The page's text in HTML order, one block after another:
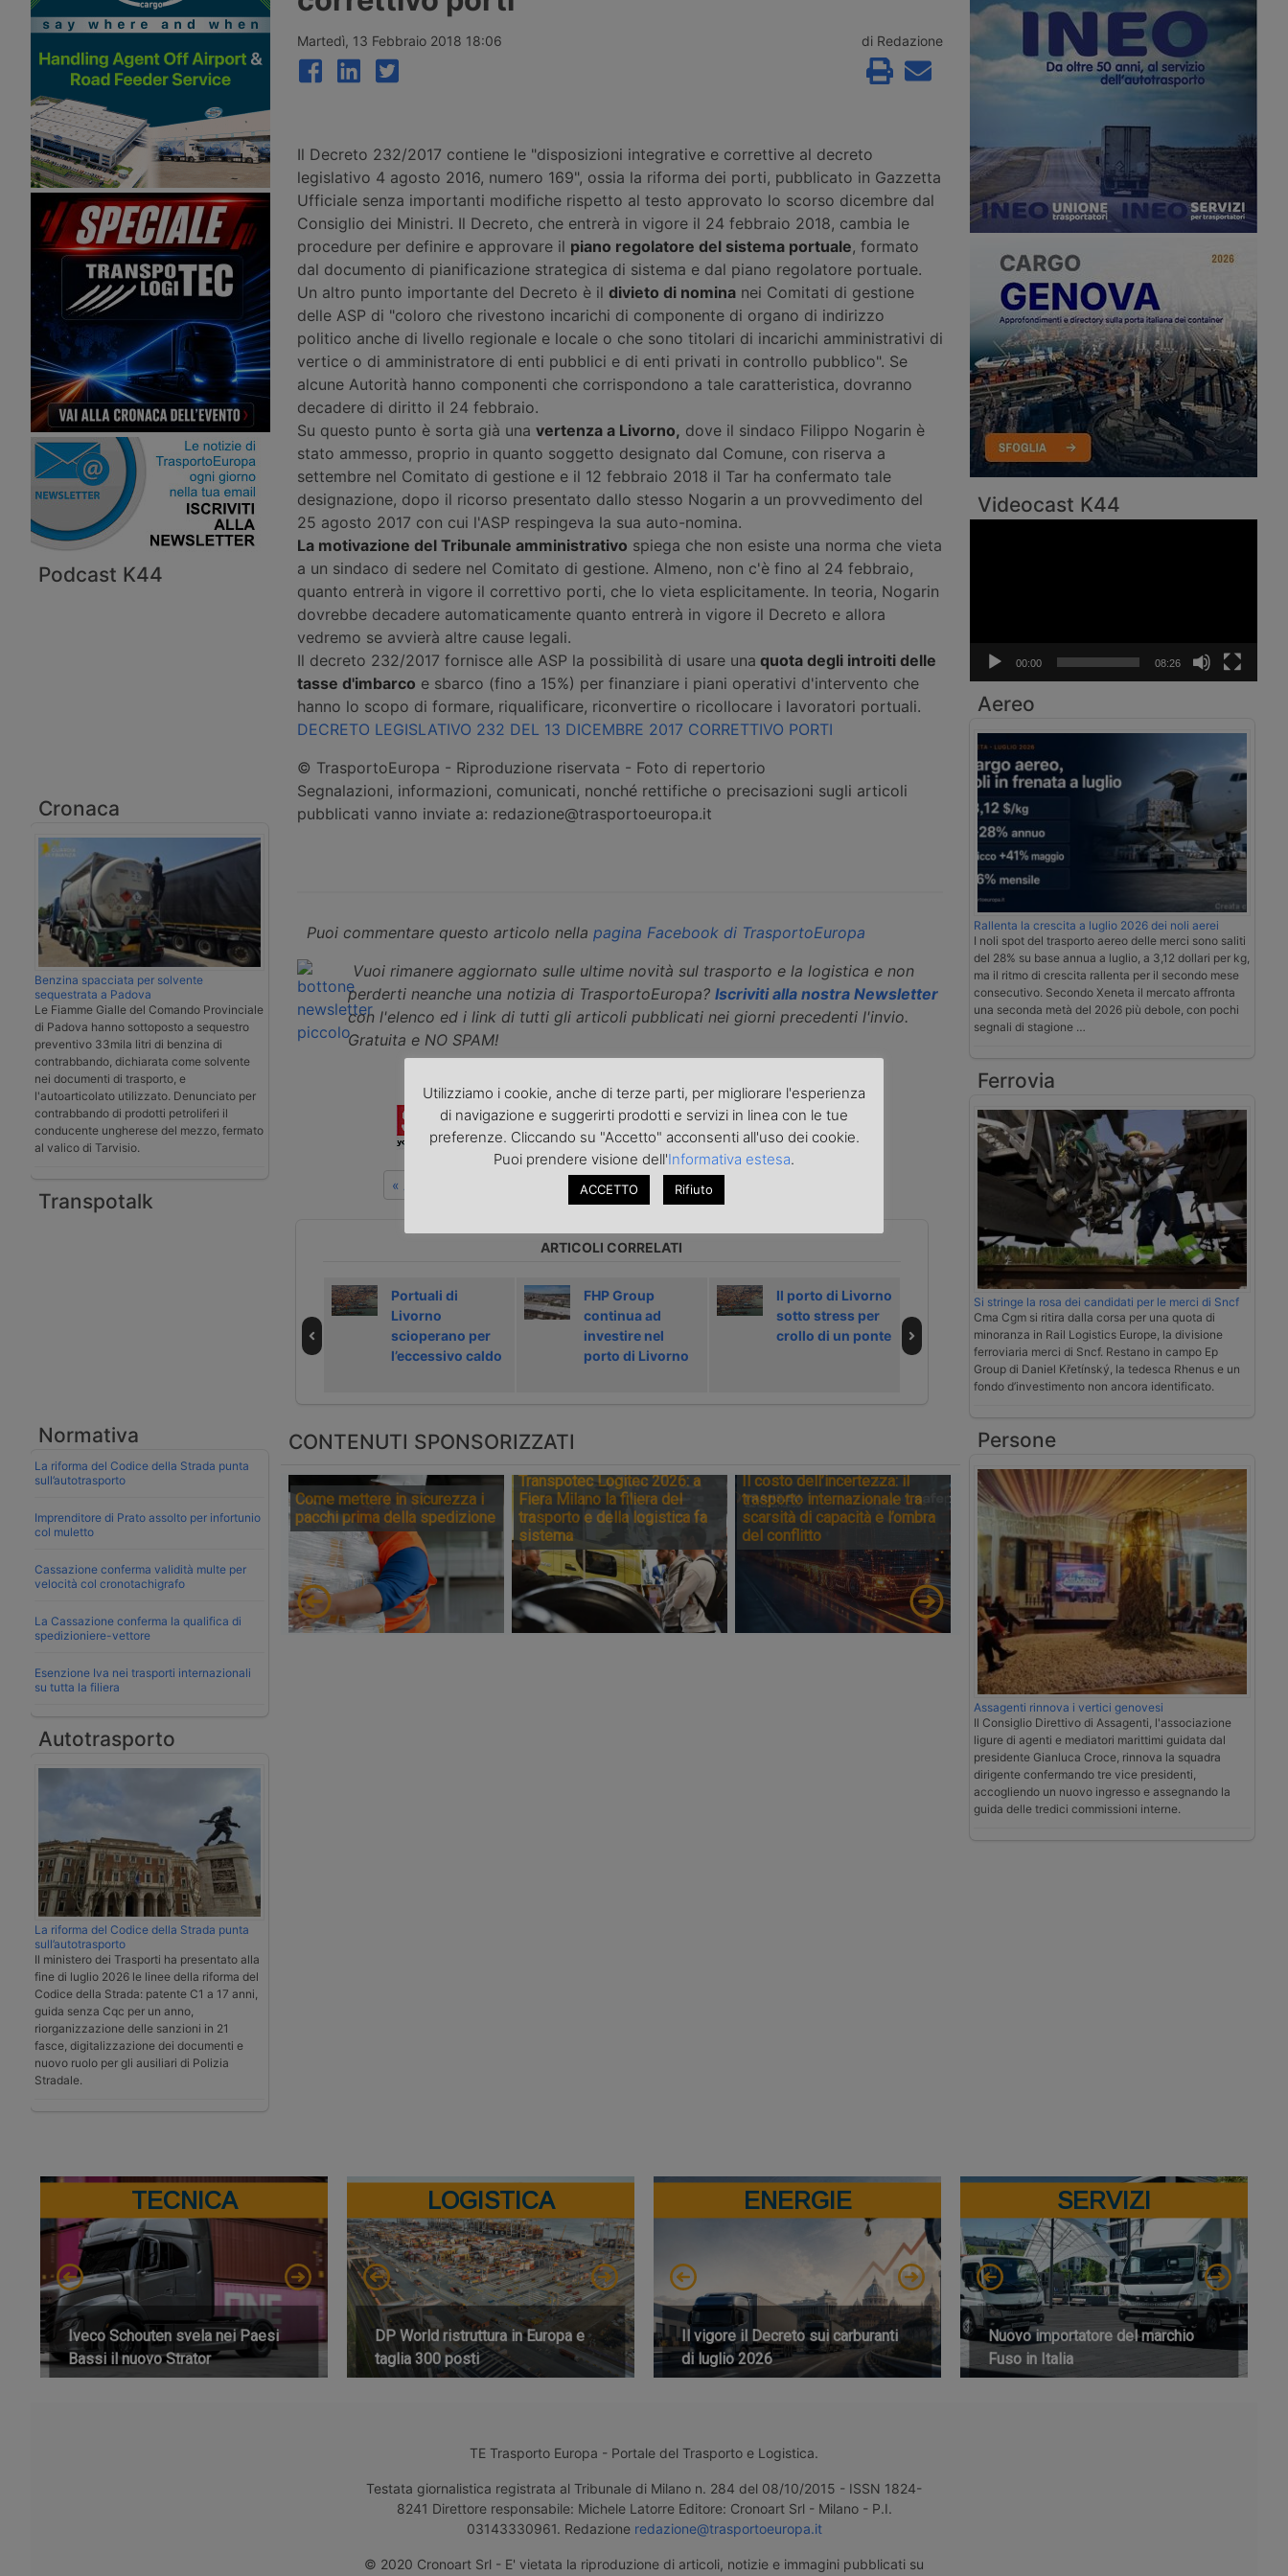
interrompendo tre settimane di calo
grazie ai rialzi record sul
transpacifico Shanghai-New York e
Shanghai-Los Angeles.
pensione canadesi Cppib e Omers,
che hanno incaricato Morgan
Stanley per una cessione stimata
oltre 10 miliardi di sterline. Nessuna
offerta formale è stata ancora
greca viene colpita da un proiettile
rivendicano l’ottavo attacco a una
petroliera saudita dal 22 luglio.
collegamento diretto ro-pax tra
Civitavecchia e Annaba, con due
rotazioni settimanali.
Podcast K44
Cronaca
Benzina spacciata per solvente
sequestrata a Padova
Le Fiamme Gialle del Comando Provinciale
di Padova hanno sottoposto a sequestro
preventivo 33mila litri di benzina di
contrabbando, dichiarata come solvente
nei documenti di trasporto, e
l'autoarticolato utilizzato. Denunciato per
contrabbando di prodotti petroliferi il
conducente ungherese del mezzo, fermato
al valico di Tarvisio.
Transpotalk
Normativa
La riforma del Codice della Strada punta
sull’autotrasporto
Imprenditore di Prato assolto per infortunio
col muletto
Cassazione conferma validità multe per
velocità col cronotachigrafo
La Cassazione conferma la qualifica di
spedizioniere-vettore
Esenzione Iva nei trasporti internazionali
su tutta la filiera
Autotrasporto
La riforma del Codice della Strada punta
sull’autotrasporto
Il ministero dei Trasporti ha presentato alla
fine di luglio 2026 le linee della riforma del
Codice della Strada: patente C1 a 17 anni,
guida senza Cqc per un anno,
riorganizzazione delle sanzioni in 21
fasce, digitalizzazione dei documenti e
nuovo ruolo per gli ausiliari di Polizia
Stradale.
Martedì, 13 Febbraio 2018 18:06 di Redazione
Il Decreto 232/2017 contiene le "disposizioni integrative e correttive al decreto
legislativo 4 agosto 2016, numero 169", ossia la riforma dei porti, pubblicato in Gazzetta
Ufficiale senza importanti modifiche rispetto al testo approvato lo scorso dicembre dal
Consiglio dei Ministri. Il Decreto, che entrerà in vigore il 24 febbraio 2018, cambia le
procedure per definire e approvare il piano regolatore del sistema portuale, formato
dal documento di pianificazione strategica di sistema e dal piano regolatore portuale.
Un altro punto importante del Decreto è il divieto di nomina nei Comitati di gestione
delle ASP di "coloro che rivestono incarichi di componente di organo di indirizzo
politico anche di livello regionale e locale o che sono titolari di incarichi amministrativi di
vertice o di amministratore di enti pubblici e di enti privati in controllo pubblico". Se
alcune Autorità hanno componenti che corrispondono a tale caratteristica, dovranno
decadere di diritto il 24 febbraio.
Su questo punto è sorta già una vertenza a Livorno, dove il sindaco Filippo Nogarin è
stato ammesso, proprio in quanto soggetto designato dal Comune, con riserva a
settembre nel Comitato di gestione e il 12 febbraio 2018 il Tar ha confermato tale
designazione, dopo il ricorso presentato dallo stesso Nogarin a un provvedimento del
25 agosto 2017 con cui l'ASP respingeva la sua auto-nomina.
La motivazione del Tribunale amministrativo spiega che non esiste una norma che vieta
a un sindaco di sedere nel Comitato di gestione. Almeno, non c'è fino al 24 febbraio,
quanto entrerà in vigore il correttivo porti, che lo vieta esplicitamente. In teoria, Nogarin
dovrebbe decadere automaticamente quanto entrerà in vigore il Decreto e allora
vedremo se avvierà altre cause legali.
Il decreto 232/2017 fornisce alle ASP la possibilità di usare una quota degli introiti delle
tasse d'imbarco e sbarco (fino a 15%) per finanziare i piani operativi d'intervento che
hanno lo scopo di formare, riqualificare, riconvertire o ricollocare i lavoratori portuali.
DECRETO LEGISLATIVO 232 DEL 13 DICEMBRE 2017 CORRETTIVO PORTI
© TrasportoEuropa - Riproduzione riservata - Foto di repertorio
Segnalazioni, informazioni, comunicati, nonché rettifiche o precisazioni sugli articoli
pubblicati vanno inviate a: redazione@trasportoeuropa.it
Puoi commentare questo articolo nella pagina Facebook di TrasportoEuropa
Vuoi rimanere aggiornato sulle ultime novità sul trasporto e la logistica e non
perderti neanche una notizia di TrasportoEuropa? Iscriviti alla nostra Newsletter
con l'elenco ed i link di tutti gli articoli pubblicati nei giorni precedenti l'invio.
Gratuita e NO SPAM!
« Articolo precedente
ARTICOLI CORRELATI
Portuali di
Livorno
scioperano per
l’eccessivo caldo
FHP Group
continua ad
investire nel
porto di Livorno
Il porto di Livorno
sotto stress per
crollo di un ponte
Sciopero al porto
di Livorno dopo
incidente mortale
sul lavoro
Notizie sul
trasporto e la
logistica – 23
gennaio 2026
CONTENUTI SPONSORIZZATI
Come mettere in sicurezza i
pacchi prima della spedizione
Transpotec Logitec 2026: a
Fiera Milano la filiera del
trasporto e della logistica fa
sistema
Il costo dell’incertezza: il
trasporto internazionale tra
scarsità di capacità e l’ombra
del conflitto
Videocast K44
00:00 08:26
Aereo
Rallenta la crescita a luglio 2026 dei noli aerei
I noli spot del trasporto aereo delle merci sono saliti
del 28% su base annua a luglio, a 3,12 dollari per kg,
ma il ritmo di crescita rallenta per il secondo mese
consecutivo. Secondo Xeneta il mercato affronta
una seconda metà del 2026 più debole, con pochi
segnali di stagione …
Ferrovia
Si stringe la rosa dei candidati per le merci di Sncf
Cma Cgm si ritira dalla corsa per una quota di
minoranza in Rail Logistics Europe, la divisione
ferroviaria merci di Sncf. Restano in campo Ep
Group di Daniel Křetínský, la tedesca Rhenus e un
fondo d’investimento non ancora identificato.
Persone
Assagenti rinnova i vertici genovesi
Il Consiglio Direttivo di Assagenti, l'associazione
ligure di agenti e mediatori marittimi guidata dal
presidente Gianluca Croce, rinnova la squadra
dirigente confermando tre vice presidenti,
accogliendo un nuovo ingresso e assegnando la
guida delle tredici commissioni interne.
TECNICA
Iveco Schouten svela nei Paesi
Bassi il nuovo Strator
LOGISTICA
DP World ristruttura in Europa e
taglia 300 posti
ENERGIE
Il vigore il Decreto sui carburanti
di luglio 2026
SERVIZI
Nuovo importatore del marchio
Fuso in Italia
TE Trasporto Europa - Portale del Trasporto e Logistica.
Testata giornalistica registrata al Tribunale di Milano n. 284 del 08/10/2015 - ISSN 1824-
8241 Direttore responsabile: Michele Latorre Editore: Cronoart Srl - Milano - P.I.
03143330961. Redazione redazione@trasportoeuropa.it
© 2020 Cronoart Srl - E' vietata la riproduzione di articoli, notizie e immagini pubblicati su
Utilizziamo i cookie, anche di terze parti, per migliorare l'esperienza
di navigazione e suggerirti prodotti e servizi in linea con le tue
preferenze. Cliccando su "Accetto" acconsenti all'uso dei cookie.
Puoi prendere visione dell'Informativa estesa.
ACCETTO Rifiuto